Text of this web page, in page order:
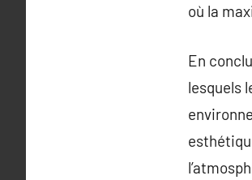
où la
En
lesquels